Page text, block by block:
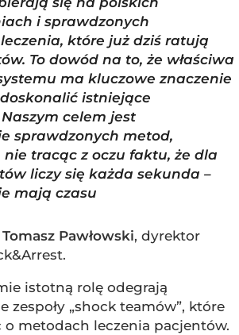
i sprawdzonych
które już dziś ratują
To dowód na to, że właściwa
ma kluczowe znaczenie
istniejące
celem jest
sprawdzonych metod,
nie tracąc z oczu faktu, że dla
liczy się każda sekunda –
mają czasu
Pawłowski, dyrektor
istotną rolę odegrają
zespoły „shock teamów”, które
o metodach leczenia pacjentów.